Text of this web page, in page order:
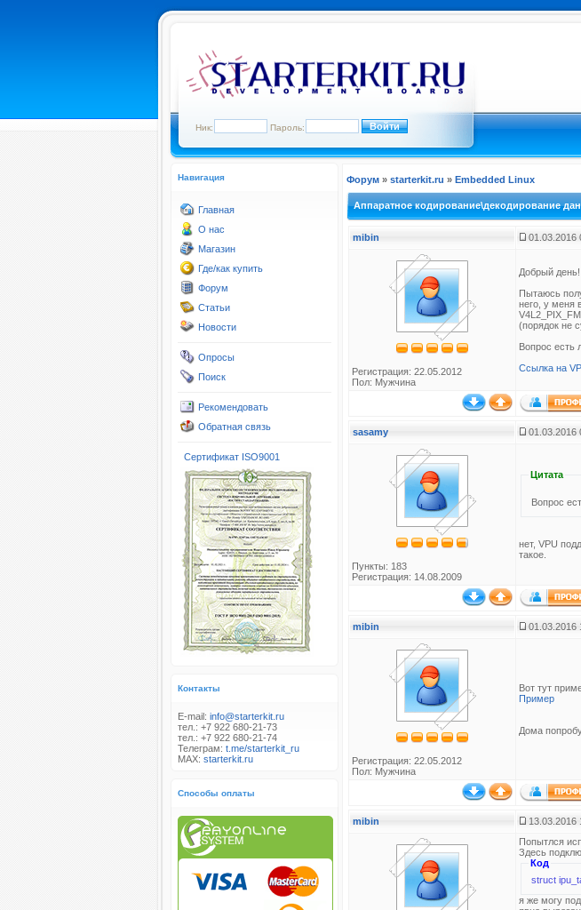
Ник: Пароль:
Навигация
Главная
О нас
Магазин
Где/как купить
Форум
Статьи
Новости
Опросы
Поиск
Рекомендовать
Обратная связь
Сертификат ISO9001
Контакты
E-mail: info@starterkit.ru
тел.: +7 922 680-21-73
тел.: +7 922 680-21-74
Телеграм: t.me/starterkit_ru
MAX: starterkit.ru
Способы оплаты
Форум » starterkit.ru » Embedded Linux
Аппаратное кодирование\декодирование
mibin 01.03.2016
Регистрация: 22.05.2012
Пол: Мужчина
Добрый день!
Пытаюсь
него, у меня
(порядок не
Вопрос есть
Ссылка на
sasamy 01.03.2016
Пункты: 183
Регистрация: 14.08.2009
Цитата
Вопрос
нет, VPU
такое.
mibin 01.03.2016
Регистрация: 22.05.2012
Пол: Мужчина
Вот тут
Пример
Дома
mibin 13.03.2016
Попытлся
Здесь
Код
struct
я же могу